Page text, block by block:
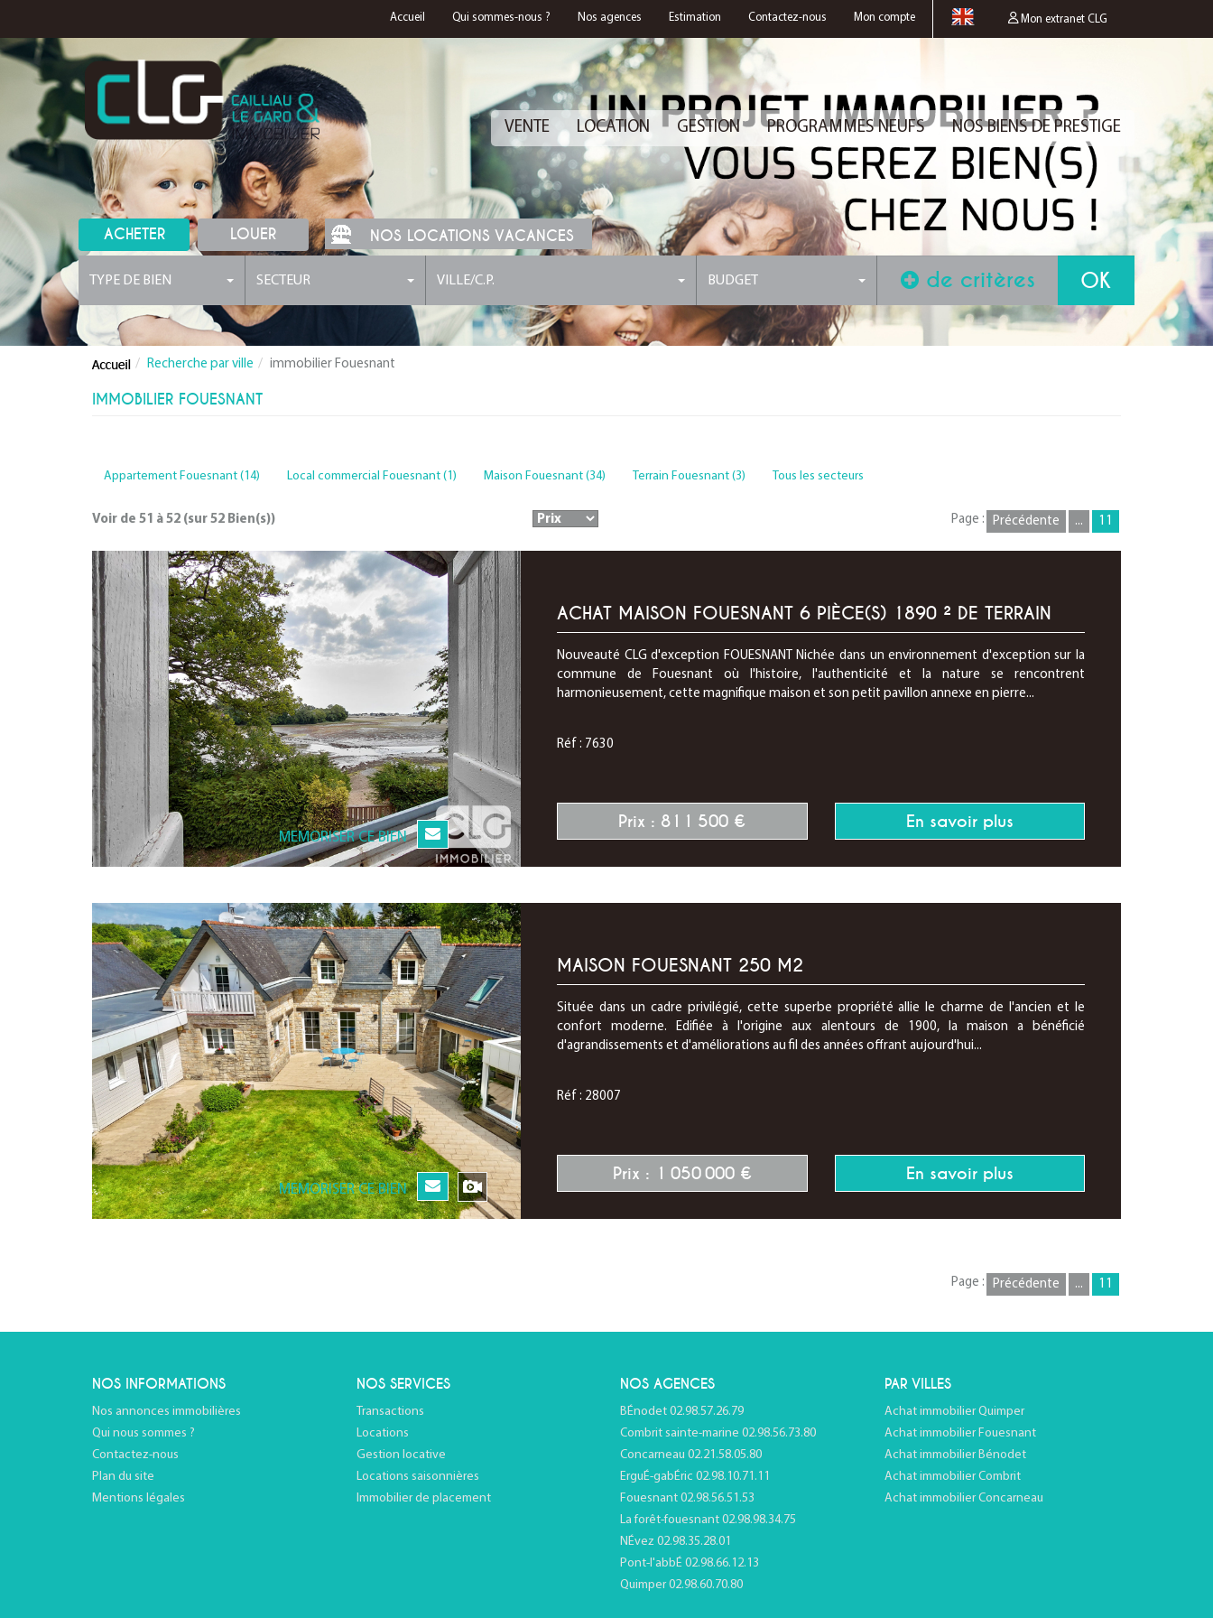
Mon extranet CLG
Accueil Qui sommes-nous ? Nos agences Estimation Contactez-nous Mon compte
VENTE LOCATION GESTION PROGRAMMES NEUFS NOS BIENS DE PRESTIGE
ACHETER LOUER NOS LOCATIONS VACANCES
TYPE DE BIEN SECTEUR VILLE/C.P. BUDGET de critères
Recherche par ville immobilier Fouesnant
IMMOBILIER FOUESNANT
Appartement Fouesnant (14) Local commercial Fouesnant (1) Maison Fouesnant (34) Terrain Fouesnant (3) Tous les secteurs
Voir de 51 à 52 (sur 52 Bien(s)) Précédente ... 11
Page :
MEMORISER CE BIEN
ACHAT MAISON FOUESNANT 6 PIÈCE(S) 1890 ² DE TERRAIN
Nouveauté CLG d'exception FOUESNANT Nichée dans un environnement d'exception sur la
commune de Fouesnant où l'histoire, l'authenticité et la nature se rencontrent
harmonieusement, cette magnifique maison et son petit pavillon annexe en pierre...
Réf : 7630
Prix : 811 500 € En savoir plus
MEMORISER CE BIEN
MAISON FOUESNANT 250 M2
Située dans un cadre privilégié, cette superbe propriété allie le charme de l'ancien et le
confort moderne. Edifiée à l'origine aux alentours de 1900, la maison a bénéficié
d'agrandissements et d'améliorations au fil des années offrant aujourd'hui...
Réf : 28007
Prix : 1 050 000 € En savoir plus
Précédente ... 11
Page :
NOS INFORMATIONS
Nos annonces immobilières
Qui nous sommes ?
Contactez-nous
Plan du site
Mentions légales
NOS SERVICES
Transactions
Locations
Gestion locative
Locations saisonnières
Immobilier de placement
NOS AGENCES
BÉnodet 02.98.57.26.79
Combrit sainte-marine 02.98.56.73.80
Concarneau 02.21.58.05.80
ErguÉ-gabÉric 02.98.10.71.11
Fouesnant 02.98.56.51.53
La forêt-fouesnant 02.98.98.34.75
NÉvez 02.98.35.28.01
Pont-l'abbÉ 02.98.66.12.13
Quimper 02.98.60.70.80
PAR VILLES
Achat immobilier Quimper
Achat immobilier Fouesnant
Achat immobilier Bénodet
Achat immobilier Combrit
Achat immobilier Concarneau